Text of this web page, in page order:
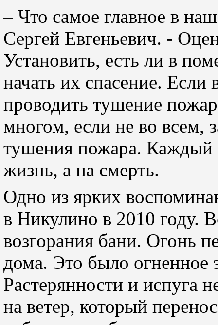
– Что самое главное в
Сергей Евгеньевич. -
Установить, есть ли в
начать их спасение.
проводить тушение
многом, если не во всем,
тушения пожара. Каждый
жизнь, а на смерть.
Одно из ярких
в Никулино в 2010 году.
возгорания бани. Огонь
дома. Это было огненное
Растерянности и испуга
на ветер, который